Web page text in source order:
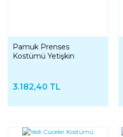
Pamuk Prenses
Kostümü Yetişkin
3.182,40 TL